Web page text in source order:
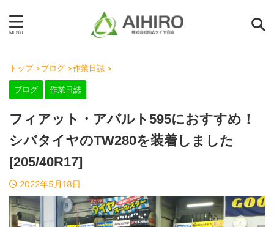
トップ >ブログ >作業日誌 >
ブログ 作業日誌
フィアット・アバルト595におすすめ！
シバタイヤのTW280を装着しました
[205/40R17]
2022年5月18日